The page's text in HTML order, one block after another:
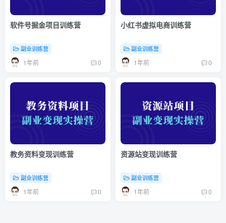
软件号掘金项目训练营
副业训练营
1年前 0
小红书虚拟电商训练营
副业训练营
1年前 0
教务资料变现训练营
副业训练营
1年前 0
资源站变现训练营
副业训练营
1年前 0